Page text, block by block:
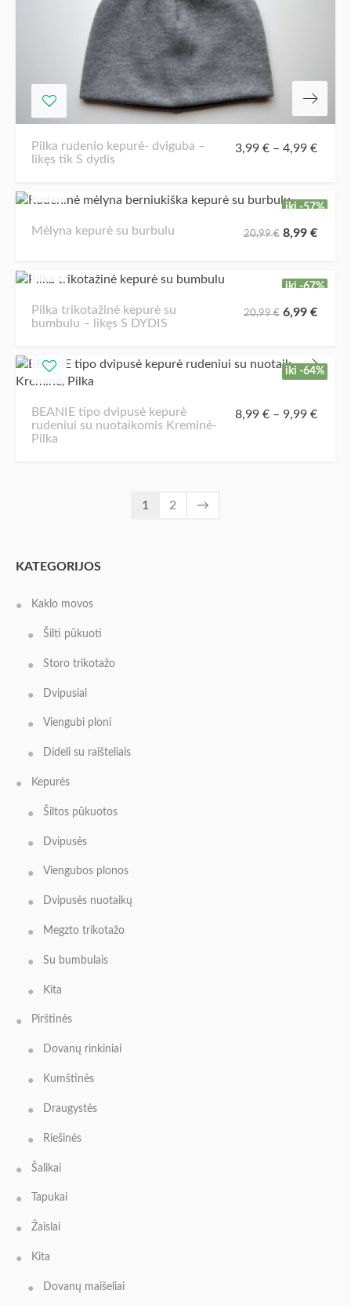
Pilka rudenio kepurė- dviguba –
likęs tik S dydis
3,99 €– 4,99 €
iki -57%
Mėlyna kepurė su burbulu 20,99€ 8,99 €
iki -67%
Pilka trikotažinė kepurė su
bumbulu – likęs S DYDIS
20,99€ 6,99 €
iki -64%
BEANIE tipo dvipusė kepurė
rudeniui su nuotaikomis Kreminė-
Pilka
8,99 €– 9,99 €
1 2 →
KATEGORIJOS
Kaklo movos
Šilti pūkuoti
Storo trikotažo
Dvipusiai
Viengubi ploni
Dideli su raišteliais
Kepurės
Šiltos pūkuotos
Dvipusės
Viengubos plonos
Dvipusės nuotaikų
Megzto trikotažo
Su bumbulais
Kita
Pirštinės
Dovanų rinkiniai
Kumštinės
Draugystės
Riešinės
Šalikai
Tapukai
Žaislai
Kita
Dovanų maišeliai